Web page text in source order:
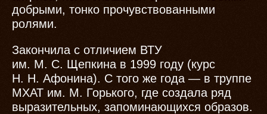
добрыми, тонко прочувствованными
ролями.
Закончила с отличием ВТУ
им. М. С. Щепкина в 1999 году (курс
Н. Н. Афонина). С того же года — в труппе
МХАТ им. М. Горького, где создала ряд
выразительных, запоминающихся образов.